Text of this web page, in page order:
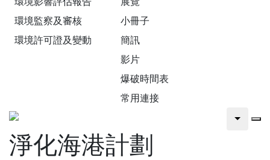
環境監察及審核
環境許可證及變動
小冊子
簡訊
影片
爆破時間表
常用連接
淨化海港計劃